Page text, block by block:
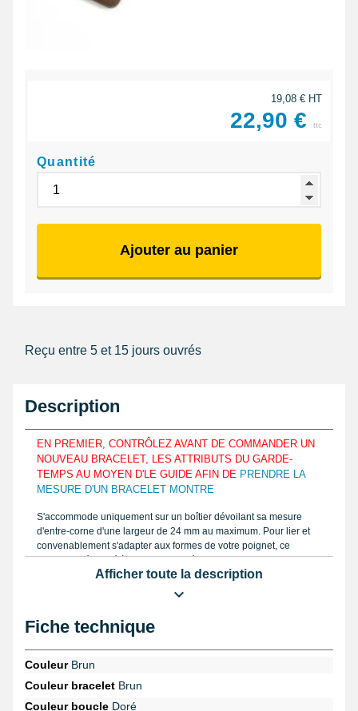
19,08 € HT
22,90 € ttc
Quantité
Ajouter au panier
Reçu entre 5 et 15 jours ouvrés
Description
EN PREMIER, CONTRÔLEZ AVANT DE COMMANDER UN
NOUVEAU BRACELET, LES ATTRIBUTS DU GARDE-
TEMPS AU MOYEN D'LE GUIDE AFIN DE PRENDRE LA
MESURE D'UN BRACELET MONTRE
S'accommode uniquement sur un boîtier dévoilant sa mesure
d'entre-corne d'une largeur de 24 mm au maximum. Pour lier et
convenablement s'adapter aux formes de votre poignet, ce
produit est élaboré à partir de cuir véritable. Prenez la taille d'un
bracelet pour montre en réparation comme le tutoriel au moyen
et offrez-vous la bonne
avec du cuir véritable.
temps grâce à une
provenance de la catégorie
vieux bracelet démodé. Ce genre de bracelet montre se découvre
Afficher toute la description
Fiche technique
CouleurBrun
Couleur bracelet Brun
Couleur boucle Doré